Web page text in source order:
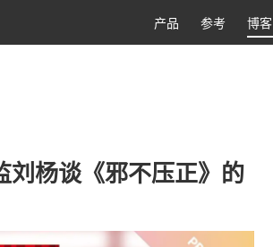
产品 参考 博客
刘杨谈《邪不压正》的